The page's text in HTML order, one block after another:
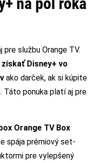
pre službu Orange TV.
získať Disney+ vo
ako darček, ak si kúpite
Táto ponuka platí aj pre
Orange TV Box
spája prémiový set-
pre vylepšený